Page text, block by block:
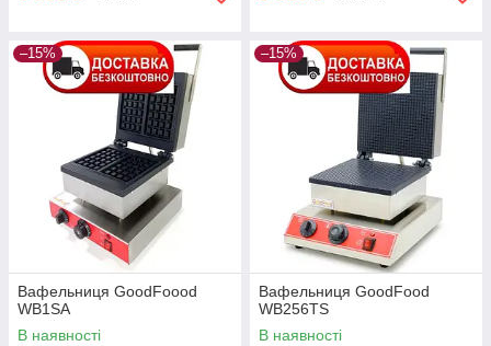
–15%
Вафельниця GoodFoood
WB1SA
В наявності
–15%
Вафельниця GoodFood
WB256TS
В наявності